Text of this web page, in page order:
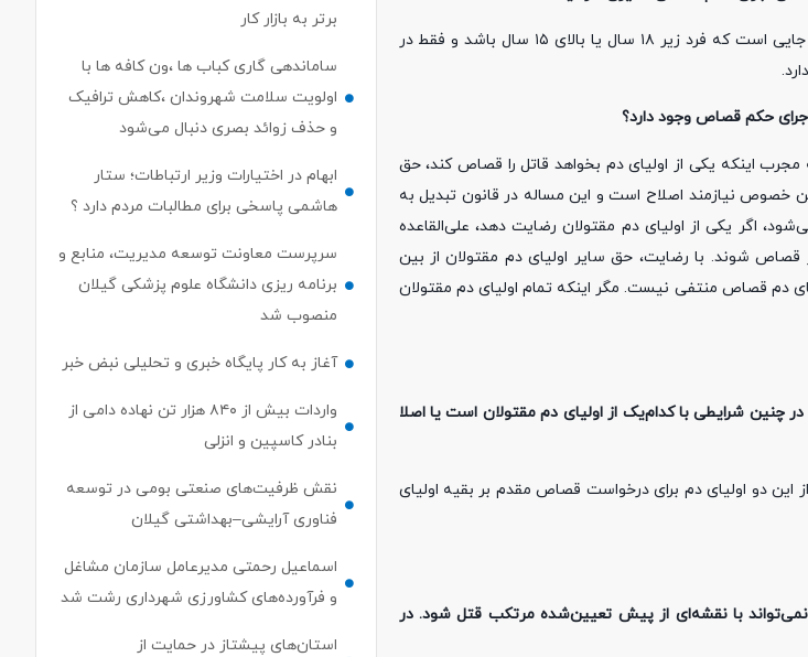
سن یا کهولت سن هیچ نقشی در منتفی شدن قصاص ندارد. تنها جایی که قصاص منتفی می‌شود جایی است که فرد زیر ۱۸ سال یا بالای ۱۵ سال باشد و فقط در
اجرای حکم قصاص وجود دارد؟
مجرب اینکه یکی از اولیای دم بخواهد قاتل را قصاص کند، حق
خصوص نیازمند اصلاح است و این مساله در قانون تبدیل به
اگر یکی از اولیای دم مقتولان رضایت دهد، علی‌القاعده
شوند. با رضایت، حق سایر اولیای دم مقتولان از بین
دم قصاص منتفی نیست. مگر اینکه تمام اولیای دم مقتولان
چنین شرایطی با کدام‌یک از اولیای دم مقتولان است یا اصلا
این دو اولیای دم برای درخواست قصاص مقدم بر بقیه اولیای
با نقشه‌ای از پیش تعیین‌شده مرتکب قتل شود. در
برتر به بازار کار
ساماندهی گاری کباب ها ،ون کافه ها با
اولویت سلامت شهروندان ،کاهش ترافیک
و حذف زوائد بصری دنبال می‌شود
ابهام در اختیارات وزیر ارتباطات؛ ستار
هاشمی پاسخی برای مطالبات مردم دارد ؟
سرپرست معاونت توسعه مدیریت، منابع و
برنامه ریزی دانشگاه علوم پزشکی گیلان
منصوب شد
آغاز به کار پایگاه خبری و تحلیلی نبض خبر
واردات بیش از ۸۴۰ هزار تن نهاده دامی از
بنادر كاسپین و انزلی
نقش ظرفیت‌های صنعتی بومی در توسعه
فناوری آرایشی–بهداشتی گیلان
اسماعیل رحمتی مدیرعامل سازمان مشاغل
و فرآورده‌های کشاورزی شهرداری رشت شد
استان‌های پیشتاز در حمایت از